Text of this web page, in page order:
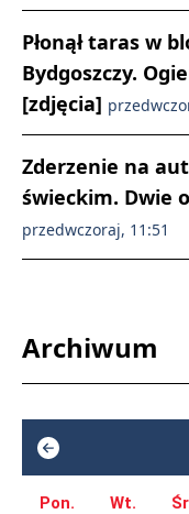
Płonął taras w
Bydgoszczy.
[zdjęcia]
Zderzenie na
świeckim. Dwie
przedwczoraj, 11:51
Archiwum
Pon. Wt.